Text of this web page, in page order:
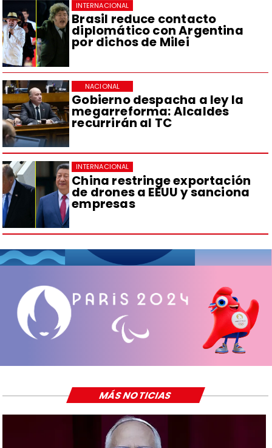
Brasil reduce contacto
diplomático con Argentina
por dichos de Milei
INTERNACIONAL
Gobierno despacha a ley la
megarreforma: Alcaldes
recurrirán al TC
NACIONAL
China restringe exportación
de drones a EEUU y sanciona
empresas
INTERNACIONAL
MÁS NOTICIAS